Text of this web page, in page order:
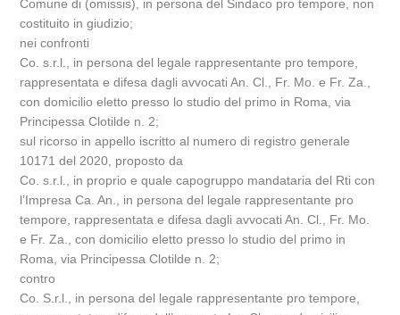
Comune di (omissis), in persona del Sindaco pro tempore, non
costituito in giudizio;
nei confronti
Co. s.r.l., in persona del legale rappresentante pro tempore,
rappresentata e difesa dagli avvocati An. Cl., Fr. Mo. e Fr. Za.,
con domicilio eletto presso lo studio del primo in Roma, via
Principessa Clotilde n. 2;
sul ricorso in appello iscritto al numero di registro generale
10171 del 2020, proposto da
Co. s.r.l., in proprio e quale capogruppo mandataria del Rti con
l’Impresa Ca. An., in persona del legale rappresentante pro
tempore, rappresentata e difesa dagli avvocati An. Cl., Fr. Mo.
e Fr. Za., con domicilio eletto presso lo studio del primo in
Roma, via Principessa Clotilde n. 2;
contro
Co. S.r.l., in persona del legale rappresentante pro tempore,